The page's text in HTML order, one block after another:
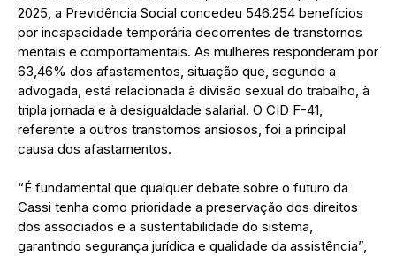
2025, a Previdência Social concedeu 546.254 benefícios
por incapacidade temporária decorrentes de transtornos
mentais e comportamentais. As mulheres responderam por
63,46% dos afastamentos, situação que, segundo a
advogada, está relacionada à divisão sexual do trabalho, à
tripla jornada e à desigualdade salarial. O CID F-41,
referente a outros transtornos ansiosos, foi a principal
causa dos afastamentos.
“É fundamental que qualquer debate sobre o futuro da
Cassi tenha como prioridade a preservação dos direitos
dos associados e a sustentabilidade do sistema,
garantindo segurança jurídica e qualidade da assistência”,